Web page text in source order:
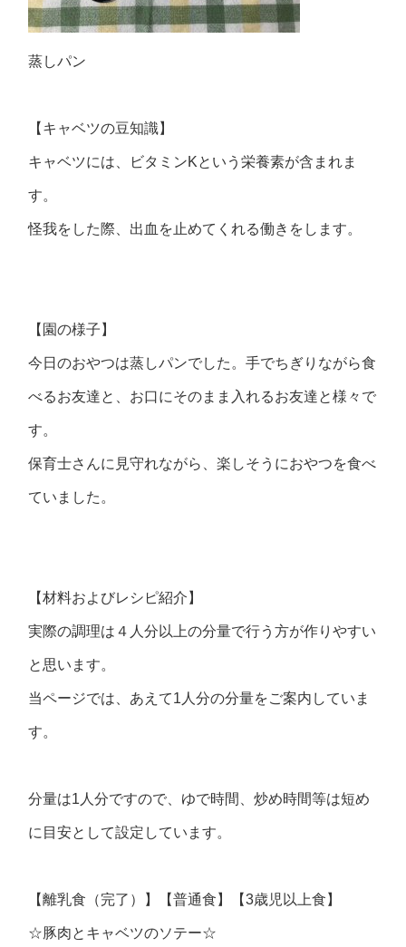
蒸しパン
【キャベツの豆知識】
キャベツには、ビタミンKという栄養素が含まれま
す。
怪我をした際、出血を止めてくれる働きをします。
【園の様子】
今日のおやつは蒸しパンでした。手でちぎりながら食
べるお友達と、お口にそのまま入れるお友達と様々で
す。
保育士さんに見守れながら、楽しそうにおやつを食べ
ていました。
【材料およびレシピ紹介】
実際の調理は４人分以上の分量で行う方が作りやすい
と思います。
当ページでは、あえて1人分の分量をご案内していま
す。
分量は1人分ですので、ゆで時間、炒め時間等は短め
に目安として設定しています。
【離乳食（完了）】【普通食】【3歳児以上食】
☆豚肉とキャベツのソテー☆